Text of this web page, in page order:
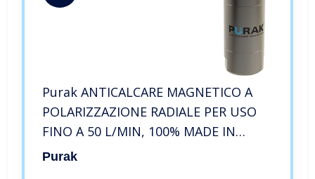
Purak ANTICALCARE MAGNETICO A
POLARIZZAZIONE RADIALE PER USO
FINO A 50 L/MIN, 100% MADE IN
ITALY, 3/4″ GAS, PK3080-34
Purak